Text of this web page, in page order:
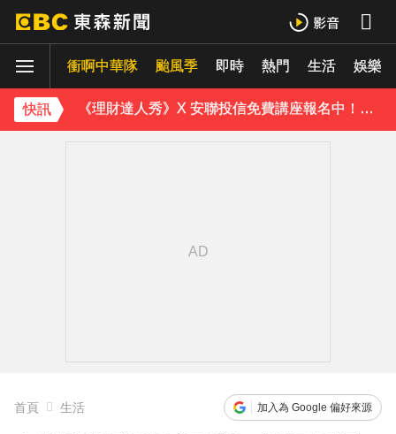
衝啊中華隊 颱風季 即時 熱門 生活 娛樂
快訊
美伊有望達成協議！道瓊收盤創新高 國際油價連3跌
《理財達人秀》X 安聯投信免費講座報名中！搶先卡位 2027
下載東森App，隨時掌握天下大小事！
首頁 生活 加入為 Google 偏好來源